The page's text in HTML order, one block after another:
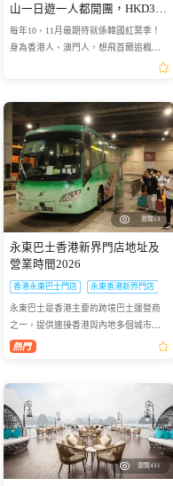
山一日遊一人都開團，HKD395
包車包導遊
每年10、11月最期待就係韓國紅葉季！
身為香港人、澳門人，想飛首爾追楓、
打卡超夢幻紅葉景色，但每次做功課都
瀏覽13
永東巴士香港新界門店地址及
營業時間2026
香港永東巴士門店 永東香港新界門店
永東巴士是香港主要的跨境巴士運營商
之一，提供連接香港與內地多個城市的
服務。是香港五大直通過境巴士公司之
瀏覽431